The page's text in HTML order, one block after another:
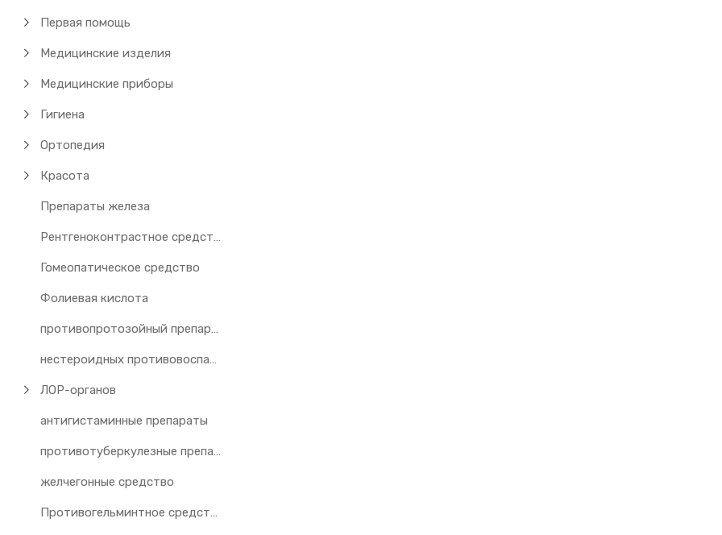
Первая помощь
Медицинские изделия
Медицинские приборы
Гигиена
Ортопедия
Красота
Препараты железа
Рентгеноконтрастное средство
Гомеопатическое средство
Фолиевая кислота
противопротозойный препарат
нестероидных противовоспалительных препаратов
ЛОР-органов
антигистаминные препараты
противотуберкулезные препараты
желчегонные средство
Противогельминтное средство